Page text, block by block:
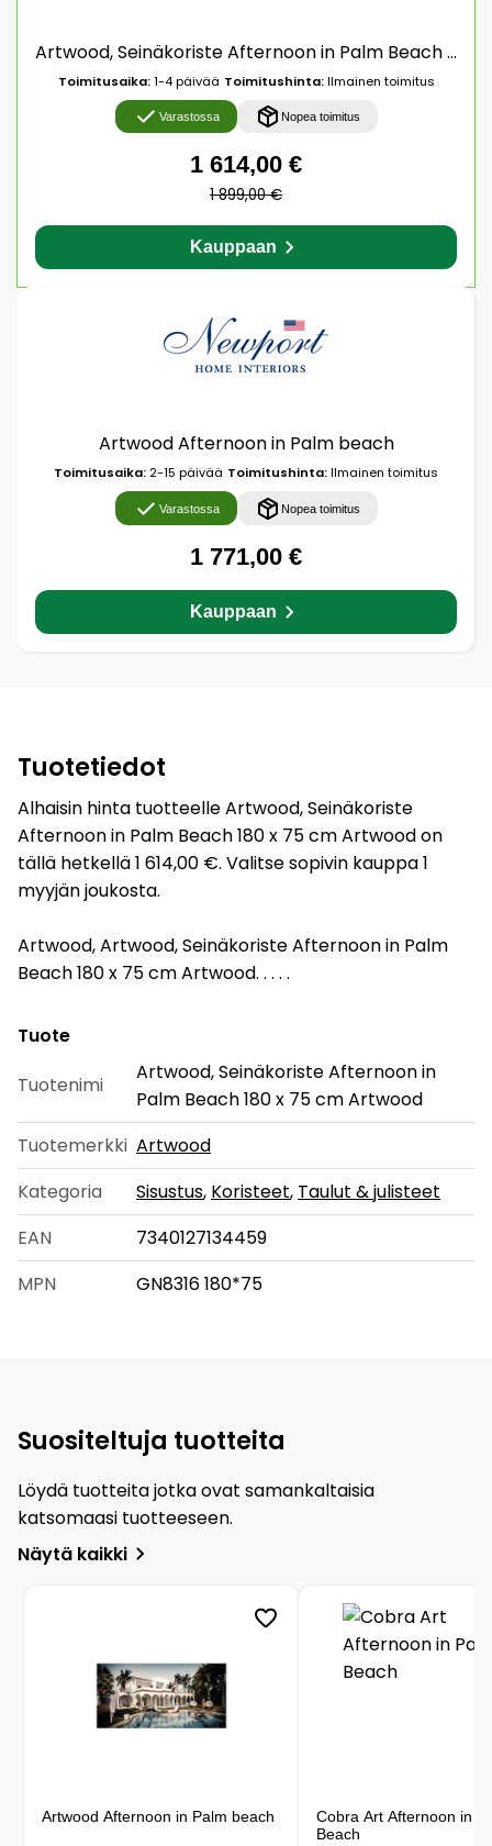
Artwood, Seinäkoriste Afternoon in Palm Beach 180 x 75 cm Artwood
Toimitusaika:1-4 päivää Toimitushinta:Ilmainen toimitus
Varastossa Nopea toimitus
1 614,00 €
1 899,00 €
Kauppaan
Artwood Afternoon in Palm beach
Toimitusaika: 2-15 päivää Toimitushinta:Ilmainen toimitus
Varastossa Nopea toimitus
1 771,00 €
Kauppaan
Tuotetiedot
Alhaisin hinta tuotteelle Artwood, Seinäkoriste
Afternoon in Palm Beach 180 x 75 cm Artwood on
tällä hetkellä 1 614,00 €. Valitse sopivin kauppa 1
myyjän joukosta.
Artwood, Artwood, Seinäkoriste Afternoon in Palm
Beach 180 x 75 cm Artwood. . . . .
Tuote
Tuotenimi
Artwood, Seinäkoriste Afternoon in
Palm Beach 180 x 75 cm Artwood
Tuotemerkki Artwood
Kategoria
Sisustus, Koristeet, Taulut & julisteet
EAN
7340127134459
MPN
GN8316 180*75
Suositeltuja tuotteita
Löydä tuotteita jotka ovat samankaltaisia
katsomaasi tuotteeseen.
Näytä kaikki
Artwood Afternoon in Palm beach
Cobra Art Afternoon in
Beach